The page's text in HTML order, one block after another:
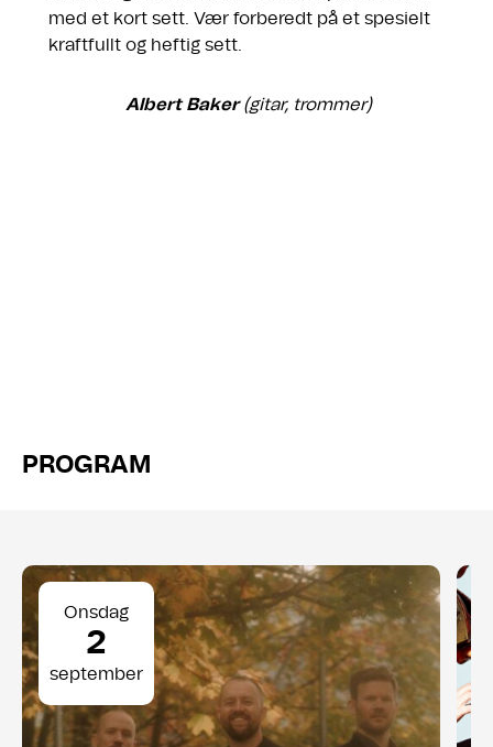
med et kort sett. Vær forberedt på et spesielt
kraftfullt og heftig sett.
Albert Baker(gitar, trommer)
PROGRAM
Onsdag
2
september